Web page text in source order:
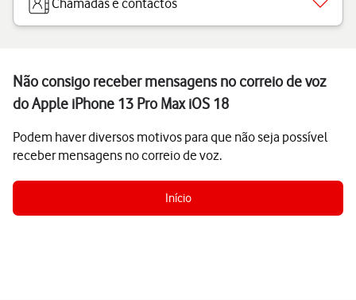
Chamadas e contactos
Não consigo receber mensagens no correio de voz
do Apple iPhone 13 Pro Max iOS 18
Podem haver diversos motivos para que não seja possível
receber mensagens no correio de voz.
Início